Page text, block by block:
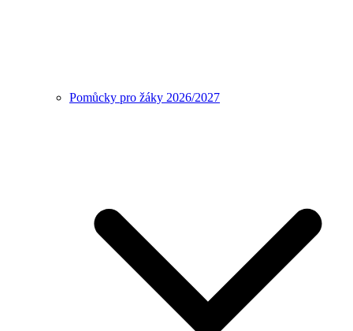
Pomůcky pro žáky 2026/2027